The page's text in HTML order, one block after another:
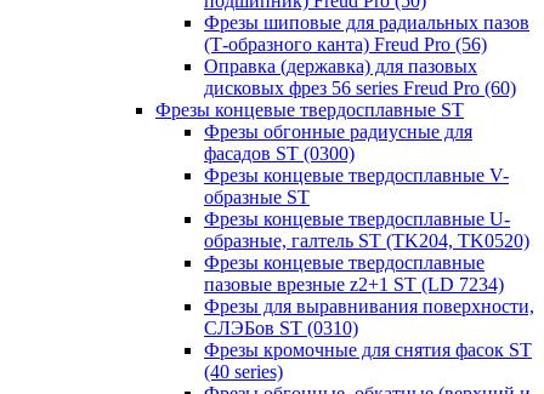
Фрезы шиповые для радиальных пазов
(Т-образного канта) Freud Pro (56)
Оправка (державка) для пазовых
дисковых фрез 56 series Freud Pro (60)
Фрезы концевые твердосплавные ST
Фрезы обгонные радиусные для
фасадов ST (0300)
Фрезы концевые твердосплавные V-
образные ST
Фрезы концевые твердосплавные U-
образные, галтель ST (TK204, TK0520)
Фрезы концевые твердосплавные
пазовые врезные z2+1 ST (LD 7234)
Фрезы для выравнивания поверхности,
СЛЭБов ST (0310)
Фрезы кромочные для снятия фасок ST
(40 series)